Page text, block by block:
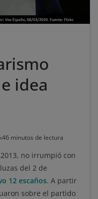
idea
46 minutos de lectura
no irrumpió con
del 2 de
12 escaños. A partir
sobre el partido